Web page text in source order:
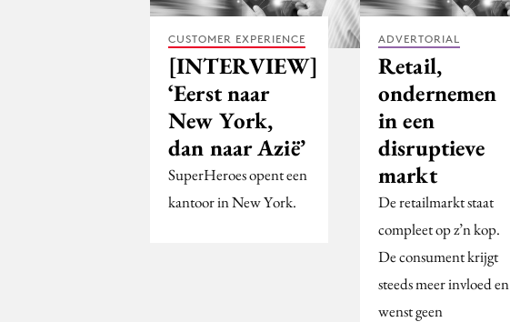
CUSTOMER EXPERIENCE
[INTERVIEW]
‘Eerst naar
New York,
dan naar Azië’
SuperHeroes opent een
kantoor in New York.
ADVERTORIAL
Retail,
ondernemen
in een
disruptieve
markt
De retailmarkt staat
compleet op z’n kop.
De consument krijgt
steeds meer invloed en
wenst geen